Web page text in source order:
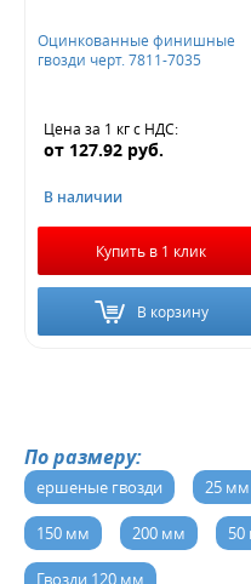
Оцинкованные финишные
гвозди черт. 7811-7035
Цена за 1 кгс НДС:
от 127.92 руб.
В наличии
Купить в 1 клик
В корзину
По размеру:
ершеные гвозди 25 мм
150 мм 200 мм
Гвозди 120 мм